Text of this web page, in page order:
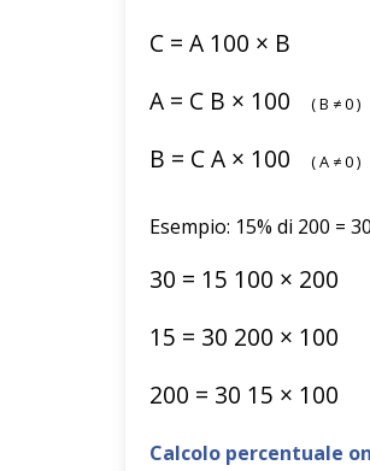
C = A 100 × B
A = C B × 100 (B ≠0)
B = CA × 100 (A ≠0)
Esempio: 15% di 200 = 30
30 = 15 100 × 200
15 = 30 200 × 100
200 = 30 15 × 100
Calcolo percentuale